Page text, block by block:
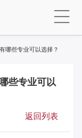
哪些专业可以选择？
些专业可以
返回列表